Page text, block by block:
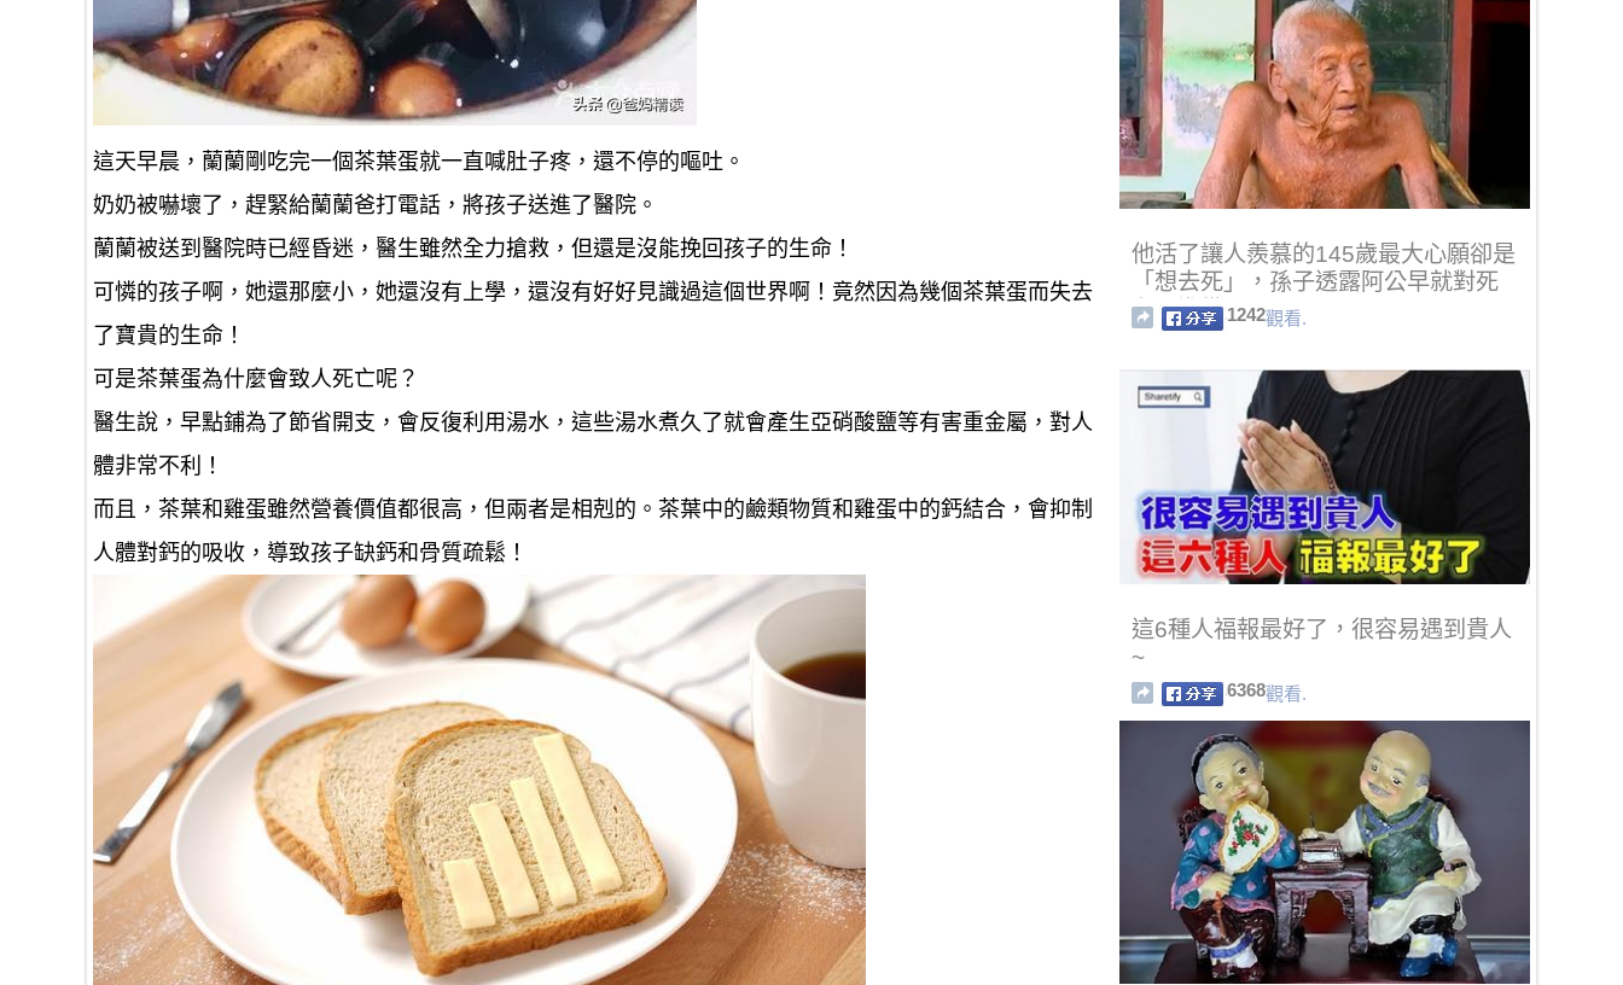
這天早晨，蘭蘭剛吃完一個茶葉蛋就一直喊肚子疼，還不停的嘔吐。
奶奶被嚇壞了，趕緊給蘭蘭爸打電話，將孩子送進了醫院。
蘭蘭被送到醫院時已經昏迷，醫生雖然全力搶救，但還是沒能挽回孩子的生命！
可憐的孩子啊，她還那麼小，她還沒有上學，還沒有好好見識過這個世界啊！竟然因為幾個茶葉蛋而失去
了寶貴的生命！
可是茶葉蛋為什麼會致人死亡呢？
醫生說，早點鋪為了節省開支，會反復利用湯水，這些湯水煮久了就會產生亞硝酸鹽等有害重金屬，對人
體非常不利！
而且，茶葉和雞蛋雖然營養價值都很高，但兩者是相剋的。茶葉中的鹼類物質和雞蛋中的鈣結合，會抑制
人體對鈣的吸收，導致孩子缺鈣和骨質疏鬆！
他活了讓人羨慕的145歲最大心願卻是
「想去死」，孫子透露阿公早就對死
有了準備…1242觀看.
這6種人福報最好了，很容易遇到貴人
~
6368觀看.